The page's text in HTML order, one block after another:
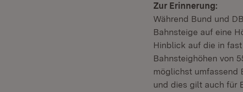
Zur Erinnerung:
Während Bund und
Bahnsteige auf eine
Hinblick auf die in
Bahnsteighöhen von
möglichst umfassend
und dies gilt auch für